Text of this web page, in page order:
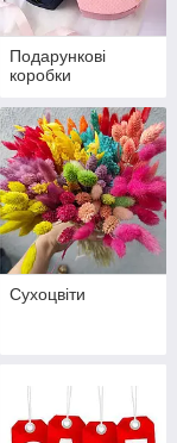
Подарункові
коробки
Сухоцвіти